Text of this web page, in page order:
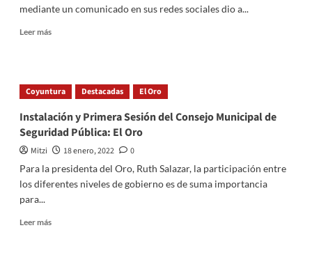
cubrebocas
mediante un comunicado en sus redes sociales dio a...
Leer másRead
Salazar,
presidenta
Oro,
da
positivo
Covid-
19
Coyuntura Destacadas El Oro
Instalación y Primera Sesión del Consejo Municipal de
Seguridad Pública: El Oro
Mitzi 18 enero, 2022
0
Para la presidenta del Oro, Ruth Salazar, la participación entre
los diferentes niveles de gobierno es de suma importancia
para...
Leer másRead